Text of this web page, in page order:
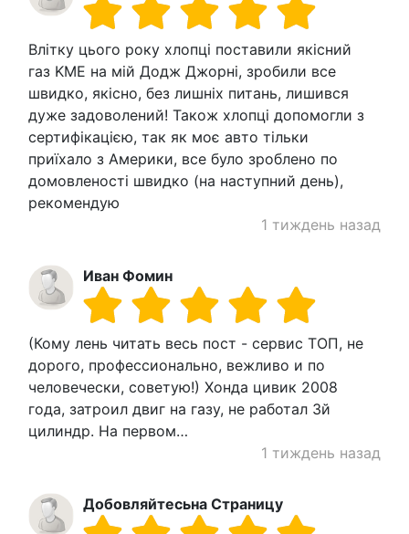
Влітку цього року хлопці поставили якісний
газ KME на мій Додж Джорні, зробили все
швидко, якісно, без лишніх питань, лишився
дуже задоволений! Також хлопці допомогли з
сертифікацією, так як моє авто тільки
приїхало з Америки, все було зроблено по
домовленості швидко (на наступний день),
рекомендую
1 тиждень назад
Иван Фомин
(Кому лень читать весь пост - сервис ТОП, не
дорого, профессионально, вежливо и по
человечески, советую!) Хонда цивик 2008
года, затроил двиг на газу, не работал 3й
цилиндр. На первом…
1 тиждень назад
Добовляйтесьна Страницу